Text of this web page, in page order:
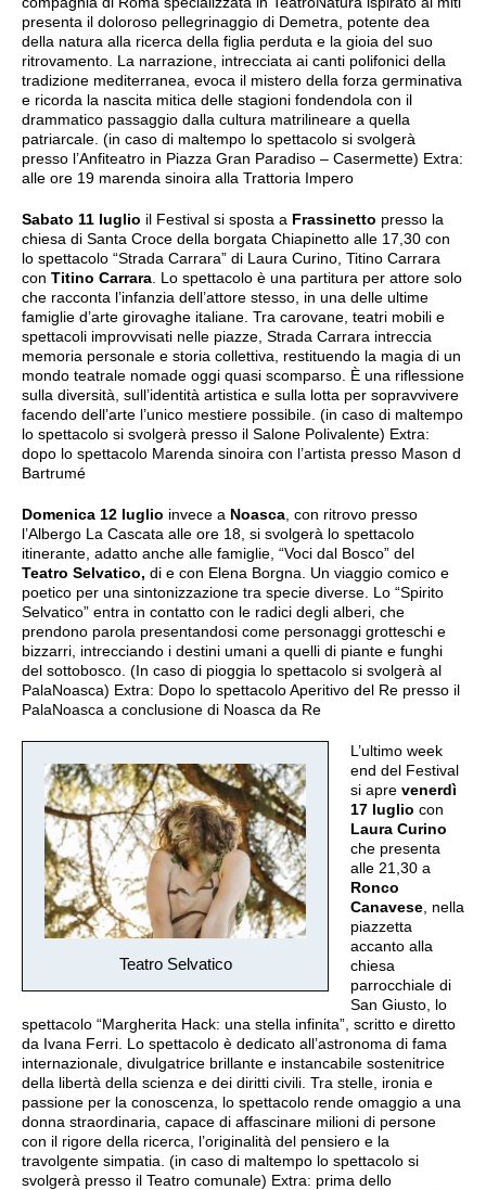
presenta il doloroso pellegrinaggio di Demetra, potente dea
della natura alla ricerca della figlia perduta e la gioia del suo
ritrovamento. La narrazione, intrecciata ai canti polifonici della
tradizione mediterranea, evoca il mistero della forza germinativa
e ricorda la nascita mitica delle stagioni fondendola con il
drammatico passaggio dalla cultura matrilineare a quella
patriarcale. (in caso di maltempo lo spettacolo si svolgerà
presso l’Anfiteatro in Piazza Gran Paradiso – Casermette) Extra:
alle ore 19 marenda sinoira alla Trattoria Impero
Sabato 11 luglio il Festival si sposta a Frassinetto presso la
chiesa di Santa Croce della borgata Chiapinetto alle 17,30 con
lo spettacolo “Strada Carrara” di Laura Curino, Titino Carrara
con Titino Carrara . Lo spettacolo è una partitura per attore solo
che racconta l’infanzia dell’attore stesso, in una delle ultime
famiglie d’arte girovaghe italiane. Tra carovane, teatri mobili e
spettacoli improvvisati nelle piazze, Strada Carrara intreccia
memoria personale e storia collettiva, restituendo la magia di un
mondo teatrale nomade oggi quasi scomparso. È una riflessione
sulla diversità, sull’identità artistica e sulla lotta per sopravvivere
facendo dell’arte l’unico mestiere possibile. (in caso di maltempo
lo spettacolo si svolgerà presso il Salone Polivalente) Extra:
dopo lo spettacolo Marenda sinoira con l’artista presso Mason d
Bartrumé
Domenica 12 luglio invece a Noasca , con ritrovo presso
l’Albergo La Cascata alle ore 18, si svolgerà lo spettacolo
itinerante, adatto anche alle famiglie, “Voci dal Bosco” del
Teatro Selvatico, di e con Elena Borgna. Un viaggio comico e
poetico per una sintonizzazione tra specie diverse. Lo “Spirito
Selvatico” entra in contatto con le radici degli alberi, che
prendono parola presentandosi come personaggi grotteschi e
bizzarri, intrecciando i destini umani a quelli di piante e funghi
del sottobosco. (In caso di pioggia lo spettacolo si svolgerà al
PalaNoasca) Extra: Dopo lo spettacolo Aperitivo del Re presso il
PalaNoasca a conclusione di Noasca da Re
Teatro Selvatico
L’ultimo week
end del Festival
si apre venerdì
17 luglio con
Laura Curino
che presenta
alle 21,30 a
Ronco
Canavese , nella
piazzetta
accanto alla
chiesa
parrocchiale di
San Giusto, lo
spettacolo “Margherita Hack: una stella infinita”, scritto e diretto
da Ivana Ferri. Lo spettacolo è dedicato all’astronoma di fama
internazionale, divulgatrice brillante e instancabile sostenitrice
della libertà della scienza e dei diritti civili. Tra stelle, ironia e
passione per la conoscenza, lo spettacolo rende omaggio a una
donna straordinaria, capace di affascinare milioni di persone
con il rigore della ricerca, l’originalità del pensiero e la
travolgente simpatia. (in caso di maltempo lo spettacolo si
svolgerà presso il Teatro comunale) Extra: prima dello